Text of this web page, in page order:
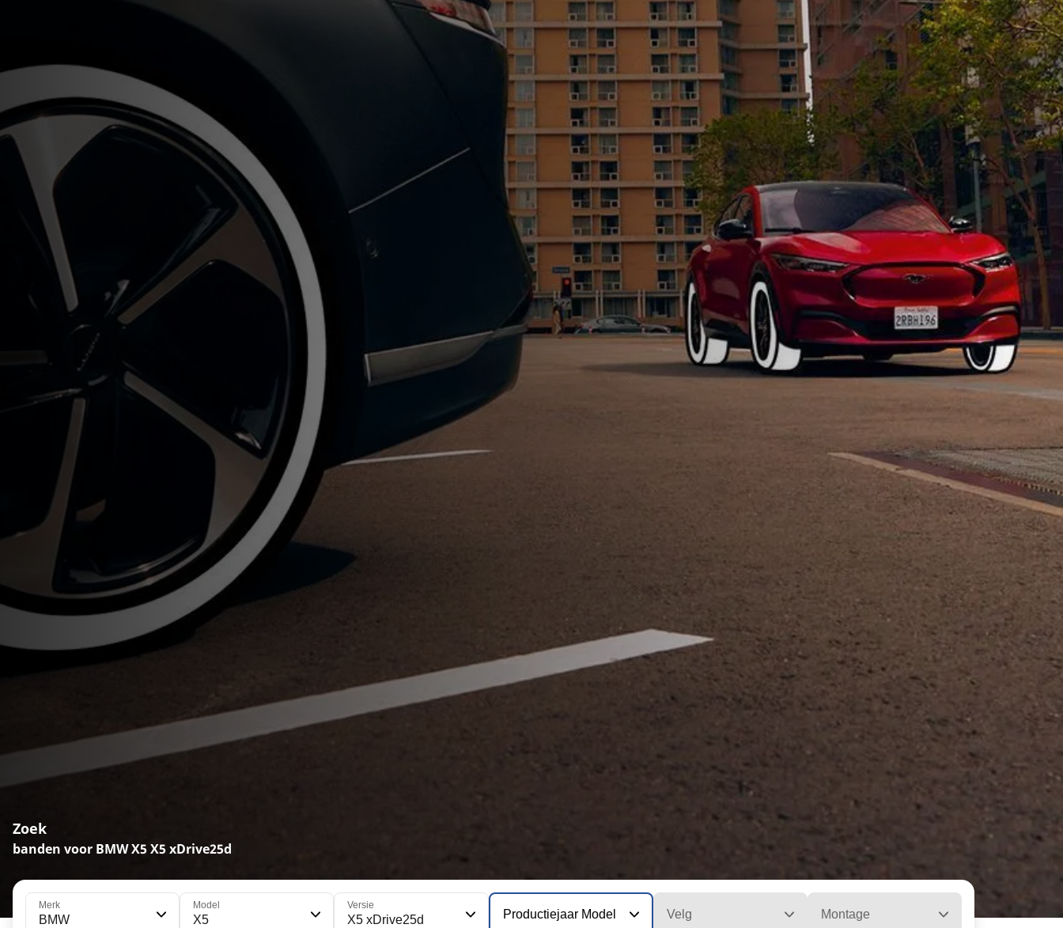
Zoek
banden voor BMW X5 X5 xDrive25d
Merk
BMW
Model
X5
Versie
X5 xDrive25d Productiejaar Model Velg Montage